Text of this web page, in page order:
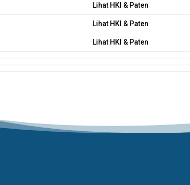
Lihat HKI & Paten
Lihat HKI & Paten
Lihat HKI & Paten